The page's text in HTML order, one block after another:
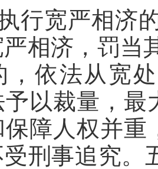
宽严相济的
相济，罚当
，依法从宽
予以裁量，
障人权并重
刑事追究。